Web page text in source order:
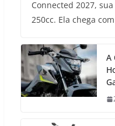
Connected 2027,
250cc. Ela chega
A